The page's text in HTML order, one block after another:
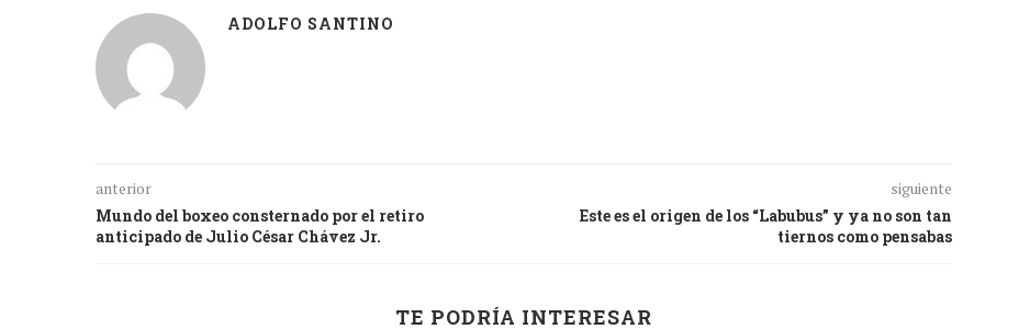
ADOLFO SANTINO
anterior
Mundo del boxeo consternado por el retiro
anticipado de Julio César Chávez Jr.
siguiente
Este es el origen de los “Labubus” y ya no son tan
tiernos como pensabas
TE PODRÍA INTERESAR